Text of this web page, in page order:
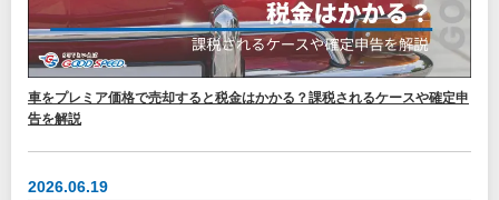
車をプレミア価格で売却すると税金はかかる？課税されるケースや確定申
告を解説
2026.06.19